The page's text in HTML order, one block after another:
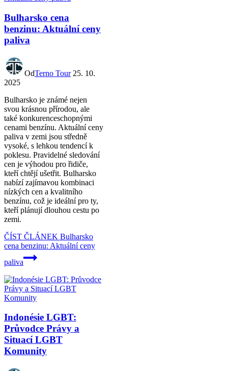
Bulharsko cena
benzinu: Aktuální ceny
paliva
OdTerno Tour 25. 10.
2025
Bulharsko je známé nejen
svou krásnou přírodou, ale
také konkurenceschopnými
cenami benzínu. Aktuální ceny
paliva v zemi jsou středně
vysoké, s lehkou tendencí k
poklesu. Pravidelné sledování
cen je výhodou pro řidiče,
kteří chtějí ušetřit. Bulharsko
nabízí zajímavou kombinaci
nízkých cen a kvalitního
benzínu, což je ideální pro ty,
kteří plánují dlouhou cestu po
zemi.
ČÍST ČLÁNEK Bulharsko
cena benzinu: Aktuální ceny
paliva
Indonésie LGBT:
Průvodce Právy a
Situací LGBT
Komunity